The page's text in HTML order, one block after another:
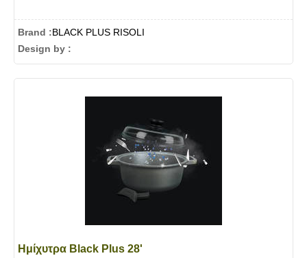
Brand :BLACK PLUS RISOLI
Design by :
Ημίχυτρα Black Plus 28'